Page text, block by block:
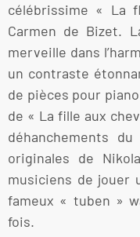
célébrissime « La
Carmen de Bizet.
merveille dans
un contraste
de pièces pour
de « La fille aux
déhanchements
originales de
musiciens de jouer
fameux « tuben »
fois.